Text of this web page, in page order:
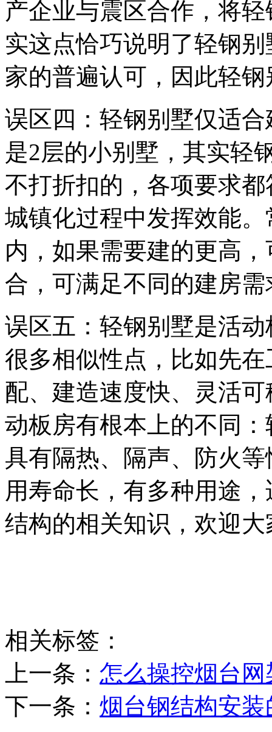
产企业与震区合作，将
实这点恰巧说明了轻钢
家的普遍认可，因此轻
误区四：轻钢别墅仅适
是2层的小别墅，其实轻
不打折扣的，各项要求
城镇化过程中发挥效能
内，如果需要建的更高
合，可满足不同的建房需
误区五：轻钢别墅是活
很多相似性点，比如先
配、建造速度快、灵活
动板房有根本上的不同
具有隔热、隔声、防火
用寿命长，有多种用途
结构的相关知识，欢迎
相关标签：
上一条： 怎么操控烟台
下一条： 烟台钢结构安